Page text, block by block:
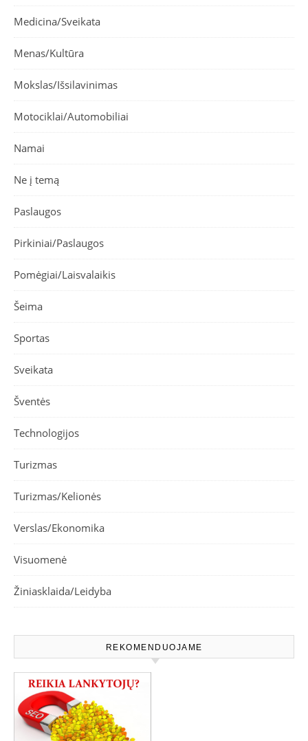
Medicina/Sveikata
Menas/Kultūra
Mokslas/Išsilavinimas
Motociklai/Automobiliai
Namai
Ne į temą
Paslaugos
Pirkiniai/Paslaugos
Pomėgiai/Laisvalaikis
Šeima
Sportas
Sveikata
Šventės
Technologijos
Turizmas
Turizmas/Kelionės
Verslas/Ekonomika
Visuomenė
Žiniasklaida/Leidyba
REKOMENDUOJAME